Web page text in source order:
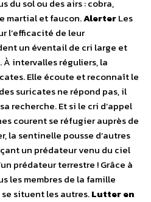
du sol ou des airs : cobra,
martial et faucon.AlerterLes
l’efficacité de leur
un éventail de cri large et
intervalles réguliers, la
Elle écoute et reconnaît le
suricates ne répond pas, il
recherche. Et si le cri d’appel
courent se réfugier auprès de
la sentinelle pousse d’autres
un prédateur venu du ciel
prédateur terrestre ! Grâce à
les membres de la famille
situent les autres.Lutter en